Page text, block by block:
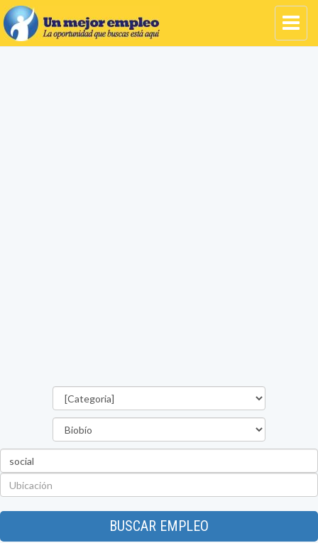
BUSCAR EMPLEO